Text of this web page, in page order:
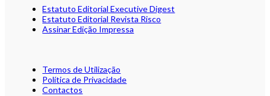
Estatuto Editorial Executive Digest
Estatuto Editorial Revista Risco
Assinar Edição Impressa
Termos de Utilização
Política de Privacidade
Contactos